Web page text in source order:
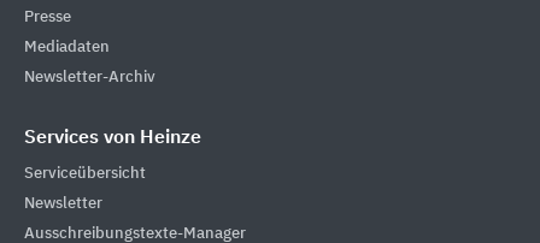
Presse
Mediadaten
Newsletter-Archiv
Services von Heinze
Serviceübersicht
Newsletter
Ausschreibungstexte-Manager